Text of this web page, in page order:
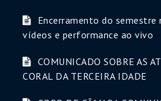
Encerramento do semestre
vídeos e performance ao vivo
COMUNICADO SOBRE AS
CORAL DA TERCEIRA IDADE